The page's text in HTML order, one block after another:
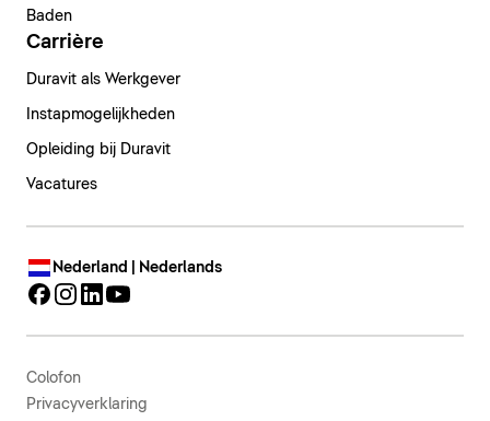
Baden
Carrière
Duravit als Werkgever
Instapmogelijkheden
Opleiding bij Duravit
Vacatures
Nederland | Nederlands
Colofon
Privacyverklaring